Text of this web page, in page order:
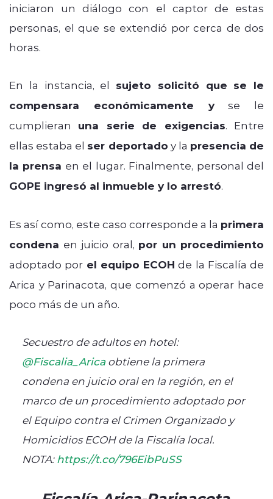
iniciaron un diálogo con el captor de estas
personas, el que se extendió por cerca de dos
horas.
En la instancia, el sujeto solicitó que se le
compensara económicamente yse le
cumplieran una serie de exigencias. Entre
ellas estaba el ser deportado y la presencia de
la prensa en el lugar. Finalmente, personal del
GOPE ingresó al inmueble y lo arrestó.
Es así como, este caso corresponde a la primera
condena en juicio oral, por un procedimiento
adoptado por el equipo ECOH de la Fiscalía de
Arica y Parinacota, que comenzó a operar hace
poco más de un año.
Secuestro de adultos en hotel:
@Fiscalia_Aricaobtiene la primera
condena en juicio oral en la región, en el
marco de un procedimiento adoptado por
el Equipo contra el Crimen Organizado y
Homicidios ECOH de la Fiscalía local.
NOTA: https://t.co/796EibPuSS